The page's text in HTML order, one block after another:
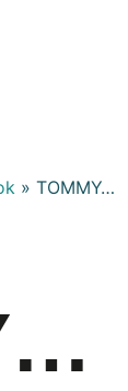
» TOMMY…